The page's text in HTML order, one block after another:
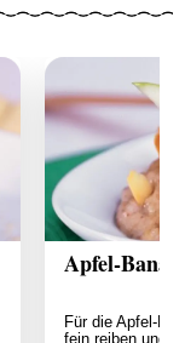
Apfel-
Für die Apfel-
fein reiben und